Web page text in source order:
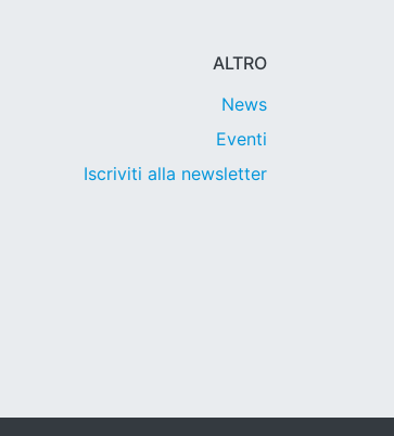
ALTRO
News
Eventi
Iscriviti alla newsletter